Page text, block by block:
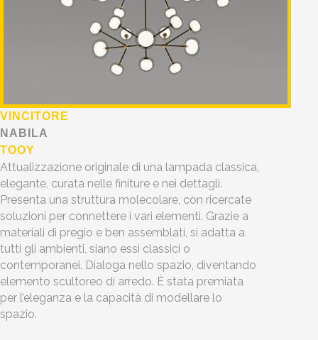
VINCITORE
NABILA
TOOY
Attualizzazione originale di una lampada classica,
elegante, curata nelle finiture e nei dettagli.
Presenta una struttura molecolare, con ricercate
soluzioni per connettere i vari elementi. Grazie a
materiali di pregio e ben assemblati, si adatta a
tutti gli ambienti, siano essi classici o
contemporanei. Dialoga nello spazio, diventando
elemento scultoreo di arredo. È stata premiata
per l’eleganza e la capacità di modellare lo
spazio.